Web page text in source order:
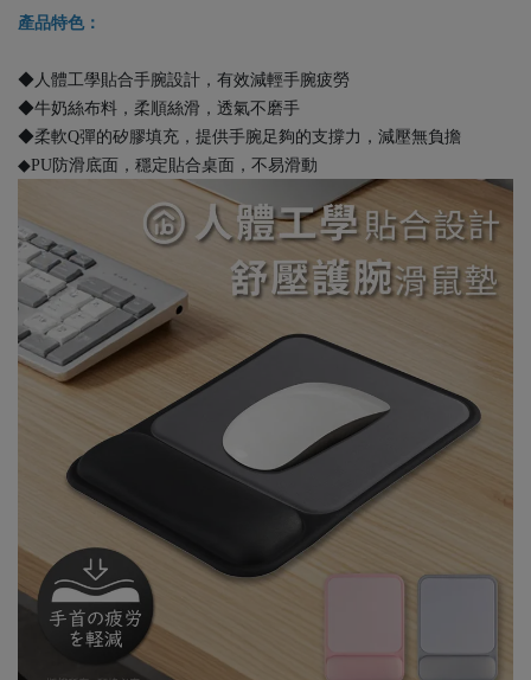
產品特色：
◆人體工學貼合手腕設計，有效減輕手腕疲勞
◆牛奶絲布料，柔順絲滑，透氣不磨手
◆柔軟Q彈的矽膠填充，提供手腕足夠的支撐力，減壓無負擔
◆PU防滑底面，穩定貼合桌面，不易滑動